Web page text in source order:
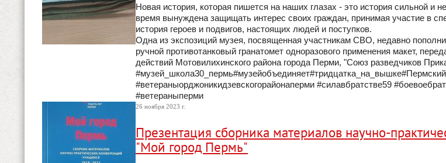
Новая история, которая пишется на наших глазах - это история сильной и
время вынуждена защищать интерес своих граждан, принимая участие в
история героев и подвигов, настоящих людей и поступков.
Одна из экспозиций музея, посвященная участникам СВО, недавно
ручной противотанковый гранатомет одноразового применения макет,
действий Мотовилихинского района города Перми, "Союз разведчиков
#ветераныорджоникидзевскогорайонаперми #силавбратстве59
#ветераныперми
26 ноября 2023 г.
Презентация сборника материалов научно-
"Мой город Пермь"